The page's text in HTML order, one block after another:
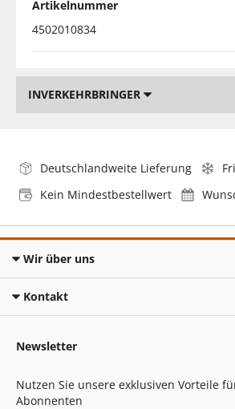
Artikelnummer
4502010834
INVERKEHRBRINGER
Deutschlandweite Lieferung
Kein Mindestbestellwert
Wir über uns
Kontakt
Newsletter
Nutzen Sie unsere exklusiven Vorteile
Abonnenten